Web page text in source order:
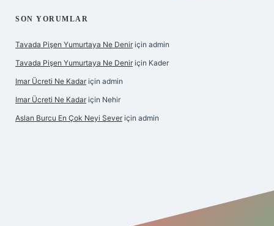
SON YORUMLAR
Tavada Pişen Yumurtaya Ne Denir için admin
Tavada Pişen Yumurtaya Ne Denir için Kader
Imar Ücreti Ne Kadar için admin
Imar Ücreti Ne Kadar için Nehir
Aslan Burcu En Çok Neyi Sever için admin
elexbetgiris.org